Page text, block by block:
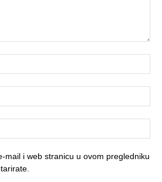
mail i web stranicu u ovom pregledniku